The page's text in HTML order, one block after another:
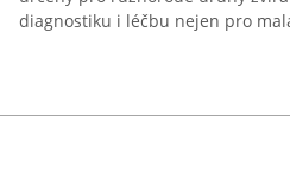
diagnostiku i léčbu nejen pro